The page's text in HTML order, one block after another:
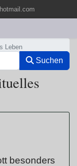
Suchen
Leben
besonders